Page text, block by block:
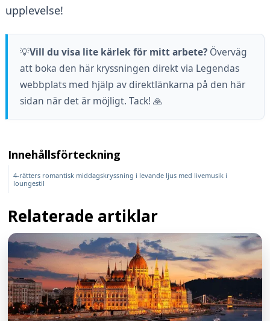
upplevelse!
💡Vill du visa lite kärlek för mitt arbete?Överväg
att boka den här kryssningen direkt via Legendas
webbplats med hjälp av direktlänkarna på den här
sidan när det är möjligt. Tack! 🙏
Innehållsförteckning
4-rätters romantisk middagskryssning i levande ljus med livemusik i
loungestil
Relaterade artiklar